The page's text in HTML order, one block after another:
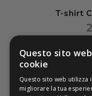
T-shirt
Questo sito
cookie
Questo sito web utilizza
migliorare la tua